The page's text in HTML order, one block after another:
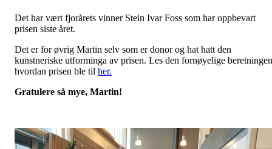
Det har vært fjorårets vinner Stein Ivar Foss som har oppbevart
prisen siste året.
Det er for øvrig Martin selv som er donor og hat hatt den
kunstneriske utforminga av prisen. Les den fornøyelige beretningen
hvordan prisen ble til her.
Gratulere så mye, Martin!